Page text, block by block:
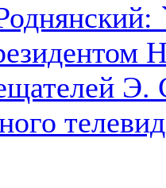
Э.